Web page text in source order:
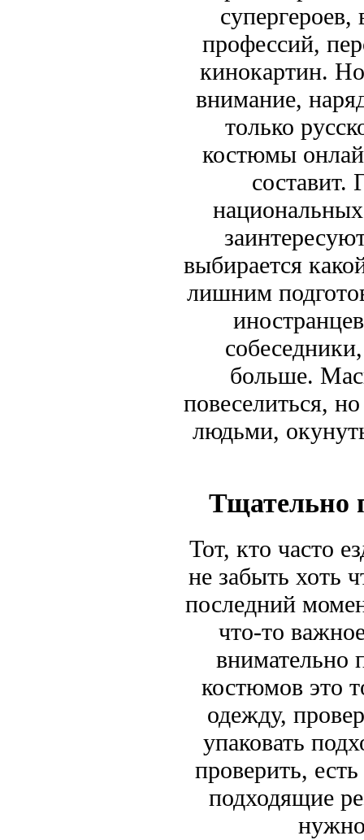
профессий,
кинокартин.
внимание,
только
костюмы
составит.
выбирается
лишним
больше.
повеселиться,
людьми,
Тщательно
Тот, кто часто
не забыть хоть
последний
что-то
внимательно
костюмов это
одежду,
упаковать
проверить,
подходящие